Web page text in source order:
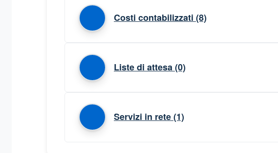
Costi contabilizzati (8)
Liste di attesa(0)
Servizi in rete(1)